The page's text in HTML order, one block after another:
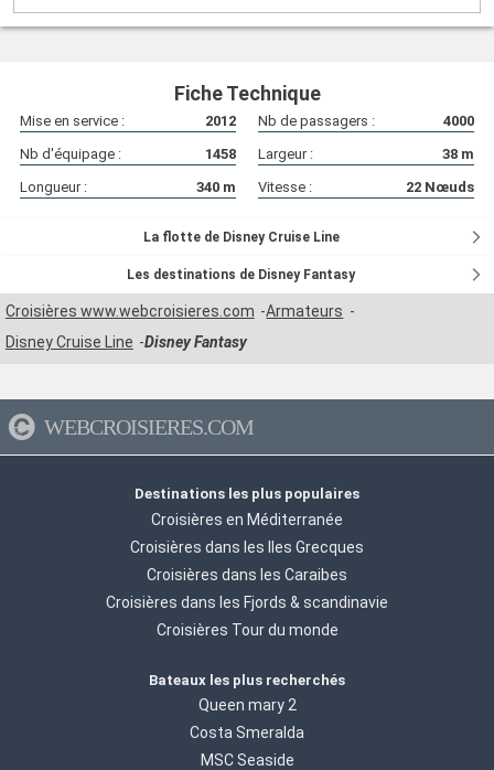
Fiche Technique
Mise en service : 2012 Nb de passagers :
4000
Nb d'équipage :
1458 Largeur : 38 m
Longueur :
340 m Vitesse : 22 Nœuds
La flotte de Disney Cruise Line
Les destinations de Disney Fantasy
Croisières www.webcroisieres.com
Armateurs
Disney Cruise Line
Disney Fantasy
WEBCROISIERES.COM
Destinations les plus populaires
Croisières en Méditerranée
Croisières dans les Iles Grecques
Croisières dans les Caraibes
Croisières dans les Fjords & scandinavie
Croisières Tour du monde
Bateaux les plus recherchés
Queen mary 2
Costa Smeralda
MSC Seaside